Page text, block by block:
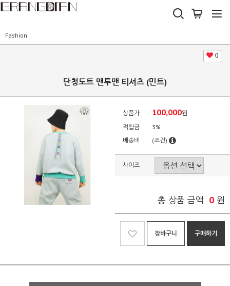
Fashion
0
단청도트 맨투맨 티셔츠 (민트)
상품가 100,000원
적립금
3%
배송비
(조건)
사이즈
총 상품 금액 0 원
장바구니 구매하기